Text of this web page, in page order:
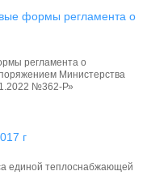
формы регламента о
регламента о
Министерства
№362-Р»
г
единой теплоснабжающей